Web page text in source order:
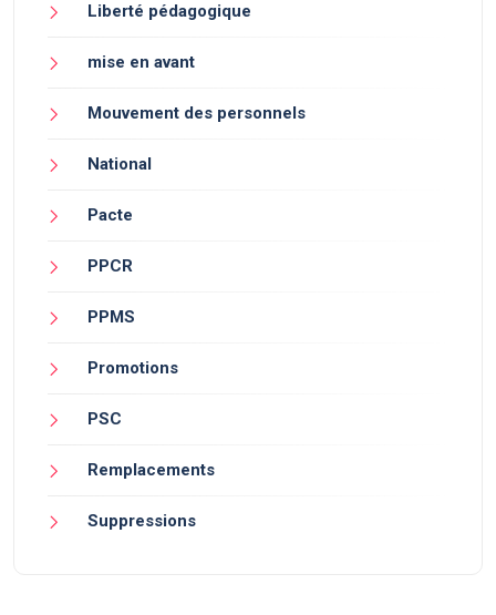
Liberté pédagogique
mise en avant
Mouvement des personnels
National
Pacte
PPCR
PPMS
Promotions
PSC
Remplacements
Suppressions